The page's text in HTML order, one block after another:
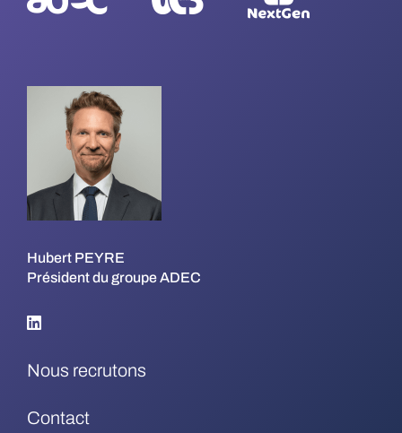
Hubert PEYRE
Président du groupe ADEC
Nous recrutons
Contact